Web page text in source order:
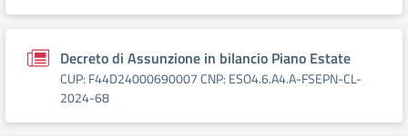
Decreto di Assunzione in bilancio Piano Estate
CUP: F44D24000690007 CNP: ESO4.6.A4.A-FSEPN-CL-
2024-68